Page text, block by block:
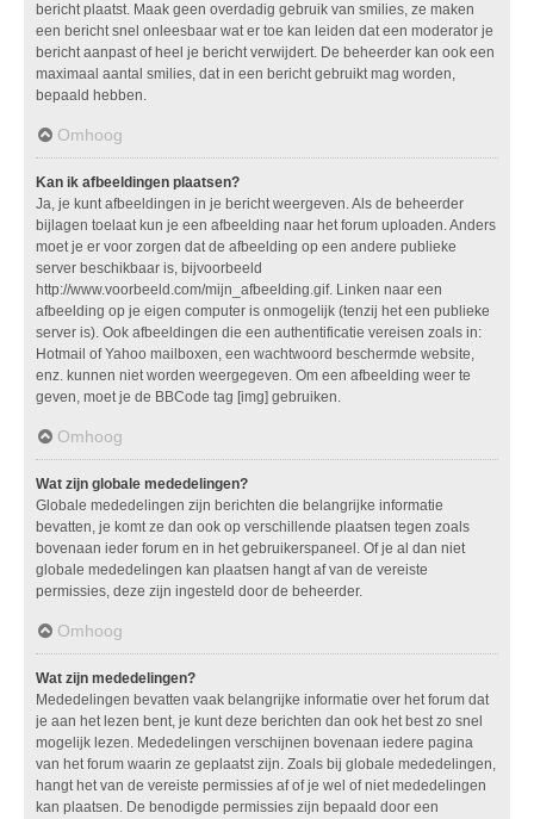
bericht plaatst. Maak geen overdadig gebruik van smilies, ze maken
een bericht snel onleesbaar wat er toe kan leiden dat een moderator je
bericht aanpast of heel je bericht verwijdert. De beheerder kan ook een
maximaal aantal smilies, dat in een bericht gebruikt mag worden,
bepaald hebben.
Omhoog
Kan ik afbeeldingen plaatsen?
Ja, je kunt afbeeldingen in je bericht weergeven. Als de beheerder
bijlagen toelaat kun je een afbeelding naar het forum uploaden. Anders
moet je er voor zorgen dat de afbeelding op een andere publieke
server beschikbaar is, bijvoorbeeld
http://www.voorbeeld.com/mijn_afbeelding.gif. Linken naar een
afbeelding op je eigen computer is onmogelijk (tenzij het een publieke
server is). Ook afbeeldingen die een authentificatie vereisen zoals in:
Hotmail of Yahoo mailboxen, een wachtwoord beschermde website,
enz. kunnen niet worden weergegeven. Om een afbeelding weer te
geven, moet je de BBCode tag [img] gebruiken.
Omhoog
Wat zijn globale mededelingen?
Globale mededelingen zijn berichten die belangrijke informatie
bevatten, je komt ze dan ook op verschillende plaatsen tegen zoals
bovenaan ieder forum en in het gebruikerspaneel. Of je al dan niet
globale mededelingen kan plaatsen hangt af van de vereiste
permissies, deze zijn ingesteld door de beheerder.
Omhoog
Wat zijn mededelingen?
Mededelingen bevatten vaak belangrijke informatie over het forum dat
je aan het lezen bent, je kunt deze berichten dan ook het best zo snel
mogelijk lezen. Mededelingen verschijnen bovenaan iedere pagina
van het forum waarin ze geplaatst zijn. Zoals bij globale mededelingen,
hangt het van de vereiste permissies af of je wel of niet mededelingen
kan plaatsen. De benodigde permissies zijn bepaald door een